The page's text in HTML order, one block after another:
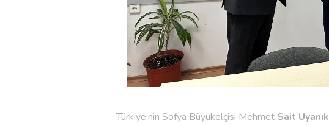
Türkiye’nin Sofya Büyükelçisi Mehmet Sait Uyanık